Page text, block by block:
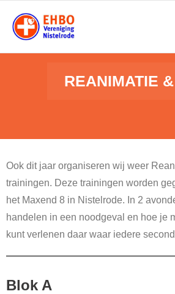
content
REANIMATIE
Ook dit jaar organiseren wij weer
trainingen. Deze trainingen worden
het Maxend 8 in Nistelrode. In 2
handelen in een noodgeval en hoe je
kunt verlenen daar waar iedere
Blok A